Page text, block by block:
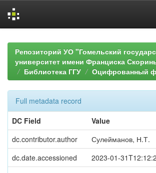
navigationРепозиторий УО "Гомельский
университет имени Франциска
Библиотека ГГУ
Оцифрованный
Full metadata record
DC Field
Value
dc.contributor.author
Сулейманов, Н.Т.
dc.date.accessioned
2023-01-